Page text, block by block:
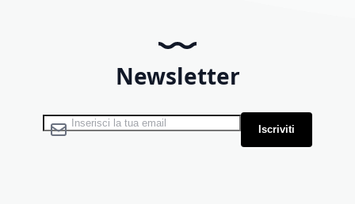
Newsletter
Iscriviti alla nostra Newsletter: Iscriviti